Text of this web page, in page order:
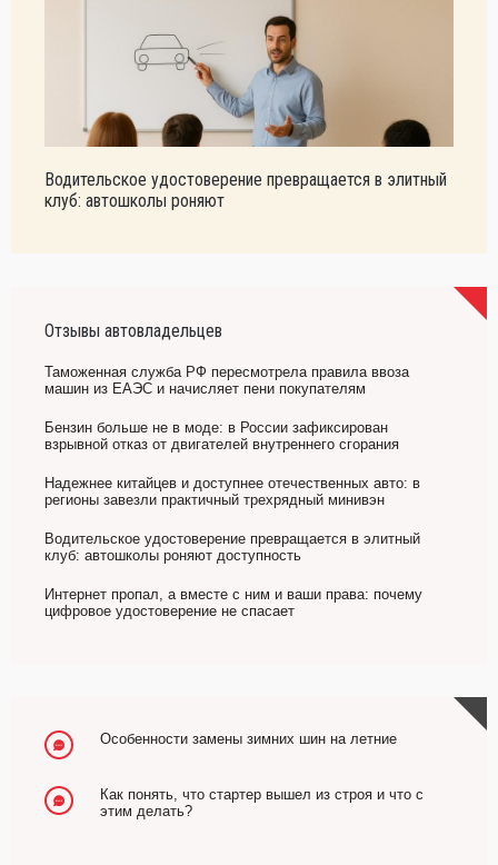
Водительское удостоверение превращается в элитный
клуб: автошколы роняют
Отзывы автовладельцев
Таможенная служба РФ пересмотрела правила ввоза
машин из ЕАЭС и начисляет пени покупателям
Бензин больше не в моде: в России зафиксирован
взрывной отказ от двигателей внутреннего сгорания
Надежнее китайцев и доступнее отечественных авто: в
регионы завезли практичный трехрядный минивэн
Водительское удостоверение превращается в элитный
клуб: автошколы роняют доступность
Интернет пропал, а вместе с ним и ваши права: почему
цифровое удостоверение не спасает
Особенности замены зимних шин на летние
Как понять, что стартер вышел из строя и что с
этим делать?